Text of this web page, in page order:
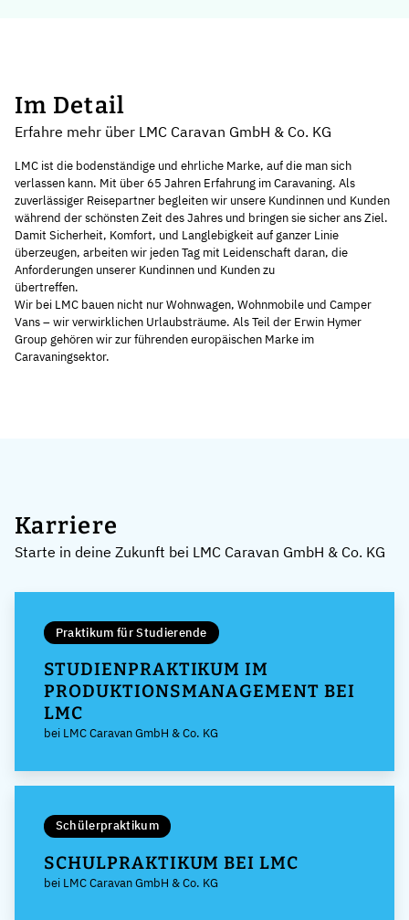
Im Detail
Erfahre mehr über LMC Caravan GmbH & Co. KG
LMC ist die bodenständige und ehrliche Marke, auf die man sich
verlassen kann. Mit über 65 Jahren Erfahrung im Caravaning. Als
zuverlässiger Reisepartner begleiten wir unsere Kundinnen und Kunden
während der schönsten Zeit des Jahres und bringen sie sicher ans Ziel.
Damit Sicherheit, Komfort, und Langlebigkeit auf ganzer Linie
überzeugen, arbeiten wir jeden Tag mit Leidenschaft daran, die
Anforderungen unserer Kundinnen und Kunden zu
übertreffen.
Wir bei LMC bauen nicht nur Wohnwagen, Wohnmobile und Camper
Vans – wir verwirklichen Urlaubsträume. Als Teil der Erwin Hymer
Group gehören wir zur führenden europäischen Marke im
Caravaningsektor.
Karriere
Starte in deine Zukunft bei LMC Caravan GmbH & Co. KG
Praktikum für Studierende
STUDIENPRAKTIKUM IM
PRODUKTIONSMANAGEMENT BEI
LMC
bei LMC Caravan GmbH & Co. KG
Schülerpraktikum
SCHULPRAKTIKUM BEI LMC
bei LMC Caravan GmbH & Co. KG